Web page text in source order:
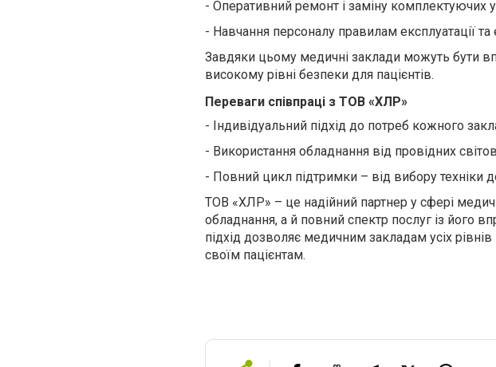
- Оперативний ремонт і заміну комплектуючих
- Навчання персоналу правилам експлуатації
Завдяки цьому медичні заклади можуть бути
високому рівні безпеки для пацієнтів.
Переваги співпраці з ТОВ «ХЛР»
- Індивідуальний підхід до потреб кожного
- Використання обладнання від провідних
- Повний цикл підтримки – від вибору техніки
ТОВ «ХЛР» – це надійний партнер у сфері
обладнання, а й повний спектр послуг із його
підхід дозволяє медичним закладам усіх
своїм пацієнтам.